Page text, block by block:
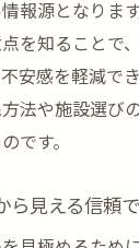
になる部位への
者の声から見る
も挑戦しやす
報源となりま
を知ることで
安感を軽減で
法や施設選び
です。
ら見える信頼